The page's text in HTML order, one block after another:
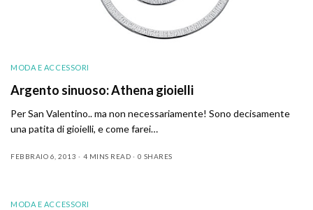
MODA E ACCESSORI
Argento sinuoso: Athena gioielli
Per San Valentino.. ma non necessariamente! Sono decisamente
una patita di gioielli, e come farei…
FEBBRAIO 6, 2013 4 MINS READ 0 SHARES
MODA E ACCESSORI